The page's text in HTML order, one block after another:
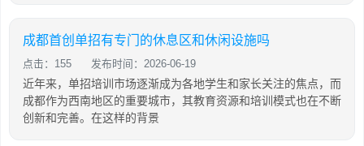
成都首创单招有专门的休息区和休闲设施吗
点击：155 发布时间：2026-06-19
近年来，单招培训市场逐渐成为各地学生和家长关注的焦点，而
成都作为西南地区的重要城市，其教育资源和培训模式也在不断
创新和完善。在这样的背景